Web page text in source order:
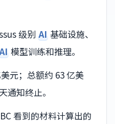
级别 AI 基础设施、
AI 模型训练和推理。
元；总额约 63 亿美
通知终止。
看到的材料计算出的